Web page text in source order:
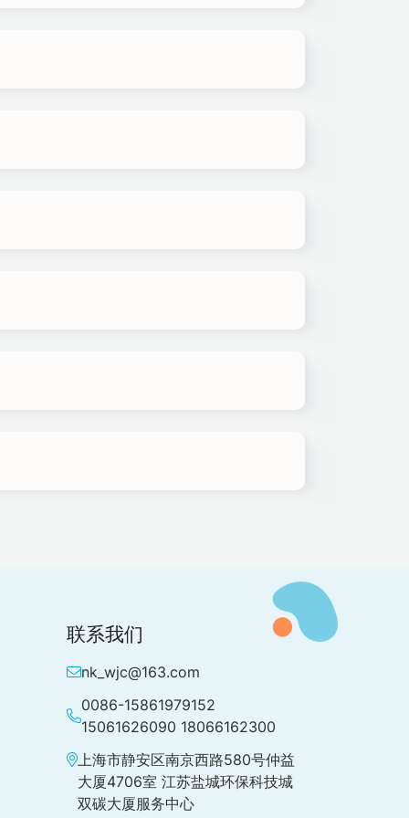
联系我们
nk_wjc@163.com
0086-15861979152
15061626090 18066162300
上海市静安区南京西路580号仲益
大厦4706室 江苏盐城环保科技城
双碳大厦服务中心